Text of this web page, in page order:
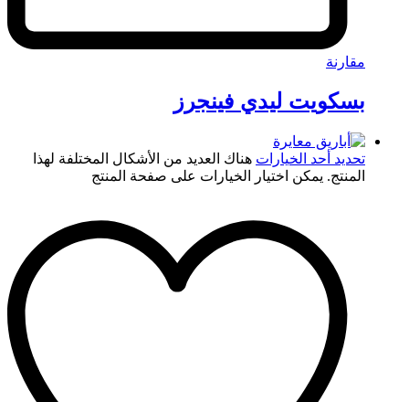
مقارنة
بسكويت ليدي فينجرز
تحديد أحد الخيارات هناك العديد من الأشكال المختلفة لهذا
المنتج. يمكن اختيار الخيارات على صفحة المنتج